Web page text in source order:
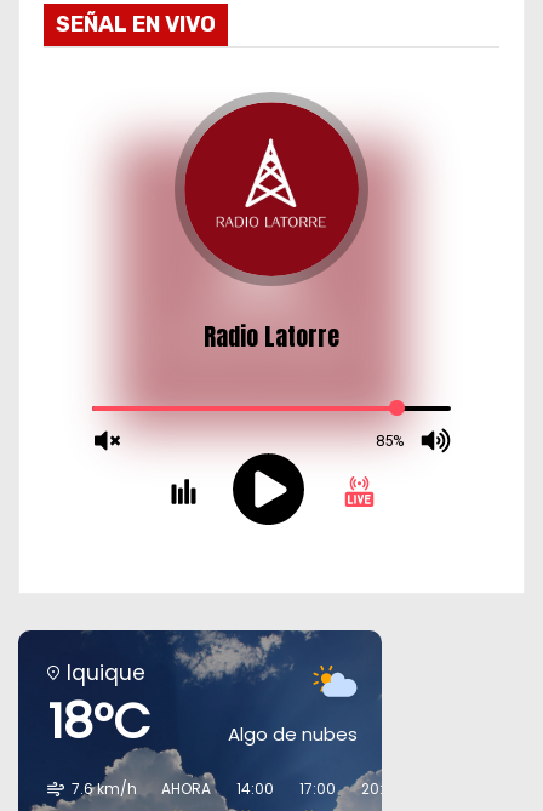
aSEÑAL EN VIVO
Iquique
18°C Algo de nubes
7.6 km/h
AHORA 14:00 17:00 20:00